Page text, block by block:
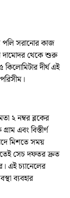
পলি সরানোর কাজ
দামোদর থেকে শুরু
দীর্ঘ এই
২ নম্বর ব্লকের
এবং বিস্তীর্ণ
মিশতে সময়
সেচ দফতর দ্রুত
এই চ্যানেলের
ব্যবহার